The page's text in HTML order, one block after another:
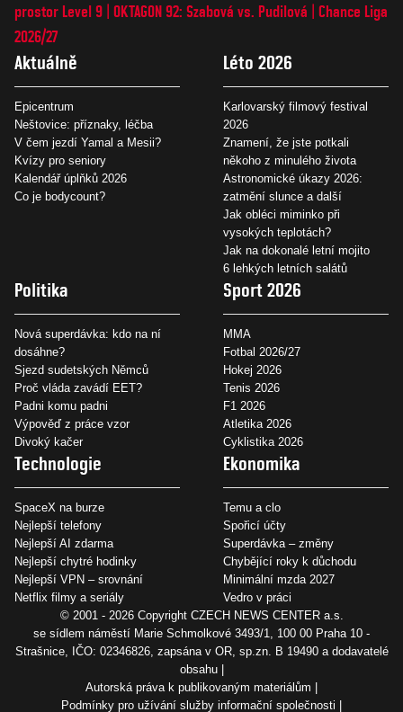
prostor Level 9 OKTAGON 92: Szabová vs. Pudilová
Chance Liga
2026/27
Aktuálně
Epicentrum
Neštovice: příznaky, léčba
V čem jezdí Yamal a Mesii?
Kvízy pro seniory
Kalendář úplňků 2026
Co je bodycount?
Léto 2026
Karlovarský filmový festival
2026
Znamení, že jste potkali
někoho z minulého života
Astronomické úkazy 2026:
zatmění slunce a další
Jak obléci miminko při
vysokých teplotách?
Jak na dokonalé letní mojito
6 lehkých letních salátů
Politika
Nová superdávka: kdo na ní
dosáhne?
Sjezd sudetských Němců
Proč vláda zavádí EET?
Padni komu padni
Výpověď z práce vzor
Divoký kačer
Sport 2026
MMA
Fotbal 2026/27
Hokej 2026
Tenis 2026
F1 2026
Atletika 2026
Cyklistika 2026
Technologie
SpaceX na burze
Nejlepší telefony
Nejlepší AI zdarma
Nejlepší chytré hodinky
Nejlepší VPN – srovnání
Netflix filmy a seriály
Ekonomika
Temu a clo
Spořicí účty
Superdávka – změny
Chybějící roky k důchodu
Minimální mzda 2027
Vedro v práci
© 2001 - 2026 Copyright CZECH NEWS CENTER a.s.
se sídlem náměstí Marie Schmolkové 3493/1, 100 00 Praha 10 -
Strašnice, IČO: 02346826, zapsána v OR, sp.zn. B 19490 a dodavatelé
obsahu
Autorská práva k publikovaným materiálům
Podmínky pro užívání služby informační společnosti